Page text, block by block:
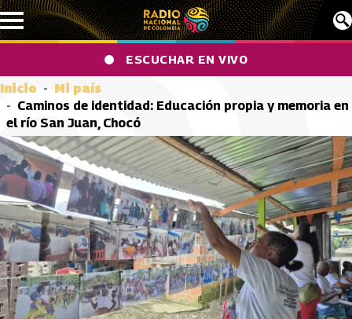
Pasar al contenido principal
ESCUCHAR EN VIVO
Inicio
Mi país
Caminos de identidad: Educación propia y memoria en
el río San Juan, Chocó